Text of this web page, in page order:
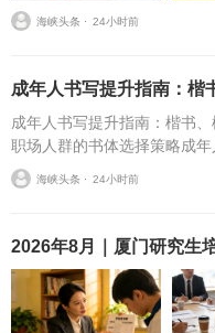
海峡头条 ⋅ 24小时前
成年人书写提升指南：楷
成年人书写提升指南：楷书
职场人群的书体选择策略成
常常面临一个具体问题：字
书快写，或者干脆练行...
海峡头条 ⋅ 24小时前
2026年8月｜厦门研究生